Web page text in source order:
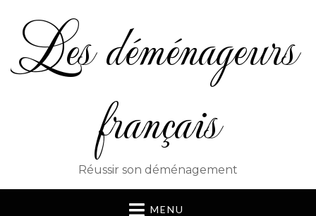
Les déménageurs
français
Réussir son déménagement
MENU